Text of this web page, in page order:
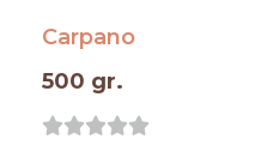
Carpano
500 gr.
